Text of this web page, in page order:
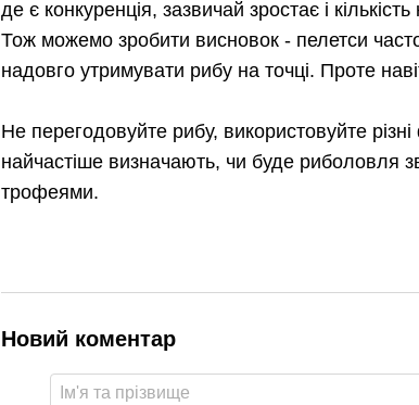
де є конкуренція, зазвичай зростає і
Тож можемо зробити висновок - пелетси
надовго утримувати рибу на точці. Проте
Не перегодовуйте рибу, використовуйте
найчастіше визначають, чи буде риболовля
трофеями.
Новий коментар